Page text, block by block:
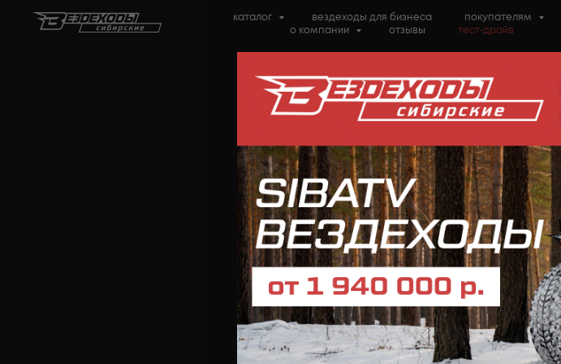
каталог вездеходы для бизнеса
покупателям
о компании
отзывы тест-драйв